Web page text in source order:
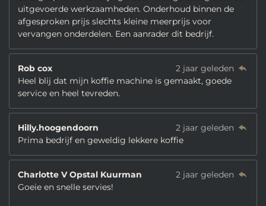
uitgevoerde werkzaamheden. Onderhoud binnen de
afgesproken prijs slechts kleine meerprijs voor
vervangen onderdelen. Een aanrader dit bedrijf.
Rob cox
2 jaar geleden
Heel blij dat mijn koffie machine is gemaakt, goede
service en heel tevreden.
Hilly.hoogendoorn
2 jaar geleden
Prima bedrijf en geweldig lekkere koffie
Charlotte V Opstal Kuurman
2 jaar geleden
Goeie en snelle servies!